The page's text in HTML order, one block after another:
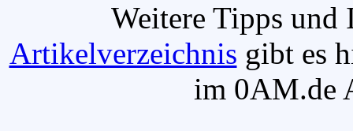
Weitere Tipps und
Artikelverzeichnis gibt es
im 0AM.de